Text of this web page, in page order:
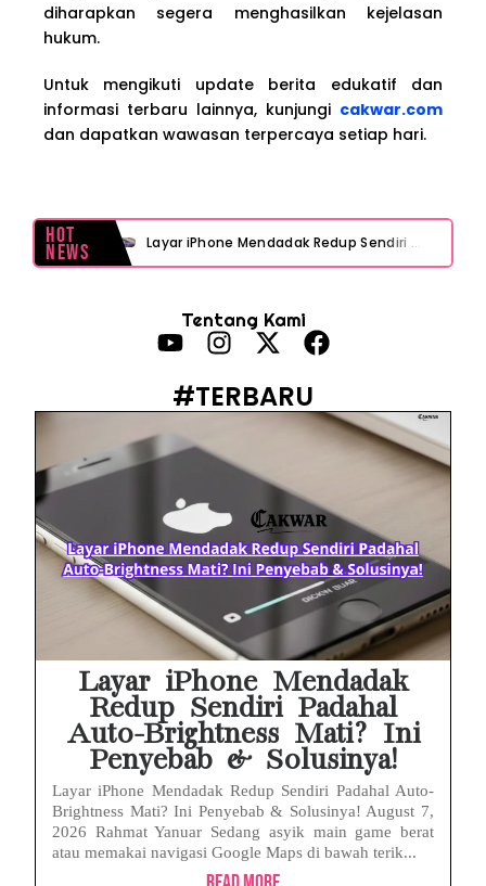
diharapkan segera menghasilkan kejelasan
hukum.
Untuk mengikuti update berita edukatif dan
informasi terbaru lainnya, kunjungi cakwar.com
dan dapatkan wawasan terpercaya setiap hari.
Hot
News Layar iPhone Mendadak Redup Sendiri Padahal Auto-Brightness Mati? Ini Penyebab & Solusinya!
Prabowo Sebut ‘Londo Ireng’, Ray Rangkuti Desak DPR Bersikap, Ini Ulasan Politiknya
MAKI Soroti Penahanan Eks Jampidsus Febrie Adriansyah Tanpa Rompi Pink
Babak Baru Kasus Febrie Adriansyah, Rencana Praperadilan Penyitaan Emas dan Uang Tunai Jadi Sorotan
Baterai Apple Watch Cepat Boros? Ini Penyebab dan Cara Mengatasinya
HP Huawei Cepat Panas? Ini Penyebab Utama dan Cara Mengatasinya
Tentang Kami
#TERBARU
Layar iPhone Mendadak
Redup Sendiri Padahal
Auto-Brightness Mati? Ini
Penyebab & Solusinya!
Layar iPhone Mendadak Redup Sendiri Padahal Auto-
Brightness Mati? Ini Penyebab & Solusinya! August 7,
2026 Rahmat Yanuar Sedang asyik main game berat
atau memakai navigasi Google Maps di bawah terik...